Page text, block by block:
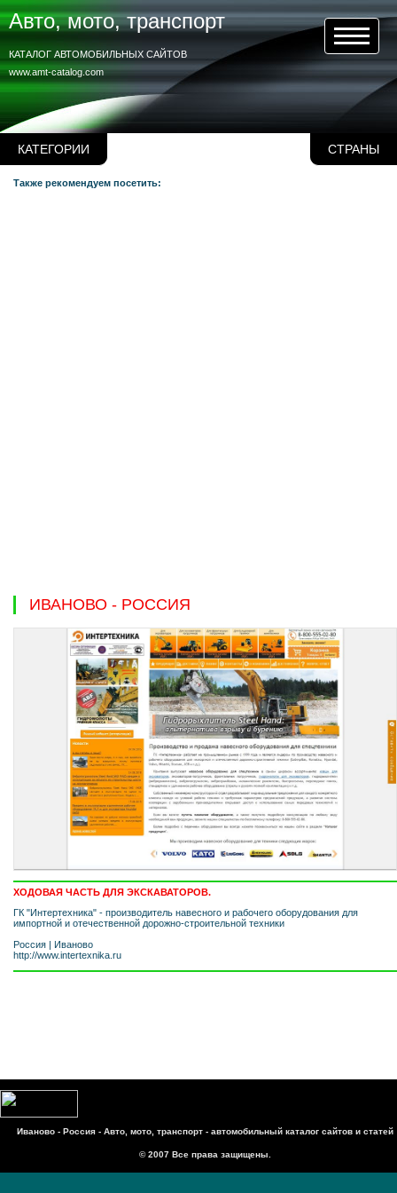
КАТЕГОРИИ СТРАНЫ
Авто, мото, транспорт
www.amt-catalog.com
КАТАЛОГ АВТОМОБИЛЬНЫХ САЙТОВ
Также рекомендуем посетить:
ИВАНОВО - РОССИЯ
ХОДОВАЯ ЧАСТЬ ДЛЯ ЭКСКАВАТОРОВ.
ГК "Интертехника" - производитель навесного и рабочего оборудования для
импортной и отечественной дорожно-строительной техники
Россия | Иваново
http://www.intertexnika.ru
Иваново - Россия - Авто, мото, транспорт - автомобильный каталог сайтов и статей
© 2007 Все права защищены.